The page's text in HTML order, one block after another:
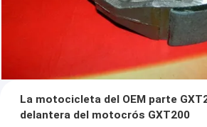
La motocicleta del OEM parte
delantera del motocrós GXT200